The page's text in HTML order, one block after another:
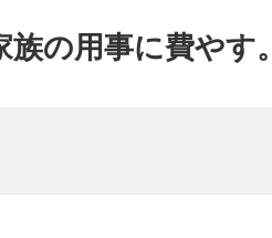
族の用事に費やす